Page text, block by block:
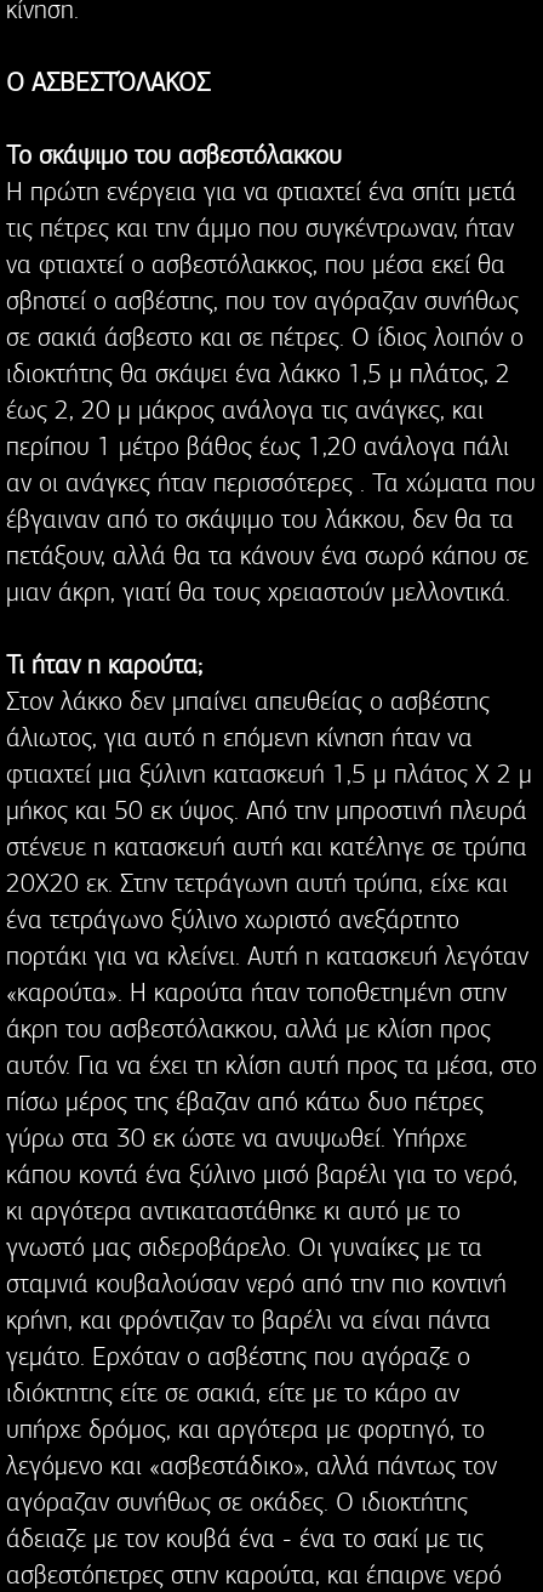
κίνηση.
Ο ΑΣΒΕΣΤΌΛΑΚΟΣ
Το σκάψιμο του ασβεστόλακκου
Η πρώτη ενέργεια για να φτιαχτεί ένα σπίτι μετά
τις πέτρες και την άμμο που συγκέντρωναν, ήταν
να φτιαχτεί ο ασβεστόλακκος, που μέσα εκεί θα
σβηστεί ο ασβέστης, που τον αγόραζαν συνήθως
σε σακιά άσβεστο και σε πέτρες. Ο ίδιος λοιπόν ο
ιδιοκτήτης θα σκάψει ένα λάκκο 1,5 μ πλάτος, 2
έως 2, 20 μ μάκρος ανάλογα τις ανάγκες, και
περίπου 1 μέτρο βάθος έως 1,20 ανάλογα πάλι
αν οι ανάγκες ήταν περισσότερες . Τα χώματα που
έβγαιναν από το σκάψιμο του λάκκου, δεν θα τα
πετάξουν, αλλά θα τα κάνουν ένα σωρό κάπου σε
μιαν άκρη, γιατί θα τους χρειαστούν μελλοντικά.
Τι ήταν η καρούτα;
Στον λάκκο δεν μπαίνει απευθείας ο ασβέστης
άλιωτος, για αυτό η επόμενη κίνηση ήταν να
φτιαχτεί μια ξύλινη κατασκευή 1,5 μ πλάτος Χ 2 μ
μήκος και 50 εκ ύψος. Από την μπροστινή πλευρά
στένευε η κατασκευή αυτή και κατέληγε σε τρύπα
20Χ20 εκ. Στην τετράγωνη αυτή τρύπα, είχε και
ένα τετράγωνο ξύλινο χωριστό ανεξάρτητο
πορτάκι για να κλείνει. Αυτή η κατασκευή λεγόταν
«καρούτα». Η καρούτα ήταν τοποθετημένη στην
άκρη του ασβεστόλακκου, αλλά με κλίση προς
αυτόν. Για να έχει τη κλίση αυτή προς τα μέσα, στο
πίσω μέρος της έβαζαν από κάτω δυο πέτρες
γύρω στα 30 εκ ώστε να ανυψωθεί. Υπήρχε
κάπου κοντά ένα ξύλινο μισό βαρέλι για το νερό,
κι αργότερα αντικαταστάθηκε κι αυτό με το
γνωστό μας σιδεροβάρελο. Οι γυναίκες με τα
σταμνιά κουβαλούσαν νερό από την πιο κοντινή
κρήνη, και φρόντιζαν το βαρέλι να είναι πάντα
γεμάτο. Ερχόταν ο ασβέστης που αγόραζε ο
ιδιόκτητης είτε σε σακιά, είτε με το κάρο αν
υπήρχε δρόμος, και αργότερα με φορτηγό, το
λεγόμενο και «ασβεστάδικο», αλλά πάντως τον
αγόραζαν συνήθως σε οκάδες. Ο ιδιοκτήτης
άδειαζε με τον κουβά ένα - ένα το σακί με τις
ασβεστόπετρες στην καρούτα, και έπαιρνε νερό